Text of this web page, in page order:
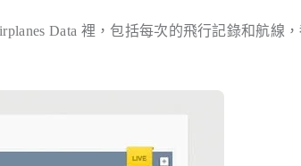
Data 裡，包括每次的飛行記錄和航線